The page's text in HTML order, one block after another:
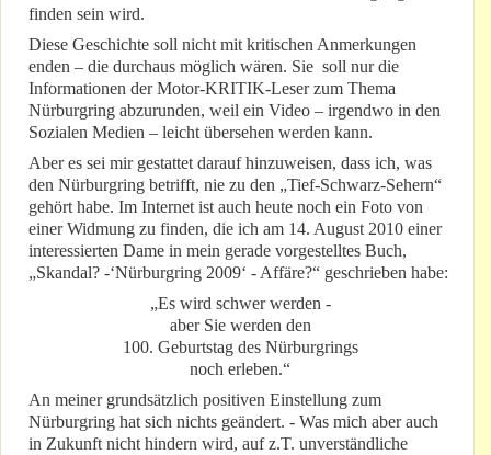
finden sein wird.
Diese Geschichte soll nicht mit kritischen Anmerkungen
enden – die durchaus möglich wären. Sie soll nur die
Informationen der Motor-KRITIK-Leser zum Thema
Nürburgring abzurunden, weil ein Video – irgendwo in den
Sozialen Medien – leicht übersehen werden kann.
Aber es sei mir gestattet darauf hinzuweisen, dass ich, was
den Nürburgring betrifft, nie zu den „Tief-Schwarz-Sehern“
gehört habe. Im Internet ist auch heute noch ein Foto von
einer Widmung zu finden, die ich am 14. August 2010 einer
interessierten Dame in mein gerade vorgestelltes Buch,
„Skandal? -‘Nürburgring 2009‘ - Affäre?“ geschrieben habe:
„Es wird schwer werden -
aber Sie werden den
100. Geburtstag des Nürburgrings
noch erleben.“
An meiner grundsätzlich positiven Einstellung zum
Nürburgring hat sich nichts geändert. - Was mich aber auch
in Zukunft nicht hindern wird, auf z.T. unverständliche